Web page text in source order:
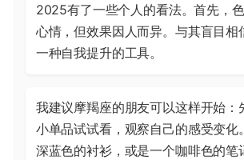
2025有了一些个人的看法。首先，
心情，但效果因人而异。与其盲目相
一种自我提升的工具。
我建议摩羯座的朋友可以这样开始：
小单品试试看，观察自己的感受变化
深蓝色的衬衫，或是一个咖啡色的笔